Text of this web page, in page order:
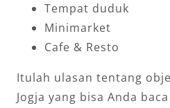
Tempat duduk
Minimarket
Cafe & Resto
Itulah ulasan tentang
Jogja yang bisa Anda